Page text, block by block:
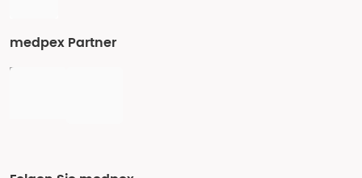
medpex Partner